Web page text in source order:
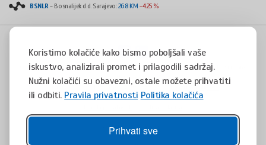
Koristimo kolačiće kako bismo poboljšali vaše
iskustvo, analizirali promet i prilagodili sadržaj.
Nužni kolačići su obavezni, ostale možete prihvatiti
ili odbiti. Pravila privatnosti Politika kolačića
Prihvati sve
BSNLR- Bosnalijek d.d. Sarajevo:26.8 KM -4.25 %
Copyright © 2008 - 2017 - All rights reserved - Jukićeva 53, 71000 Sarajevo, Bosnia and
Herzegovina
tel. +387(0)33 254 400 - fax. +387(0)33 814 253 -
info@bosnalijek.ba
design byDWS- July 2016